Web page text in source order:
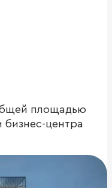
площадью
бизнес-центра